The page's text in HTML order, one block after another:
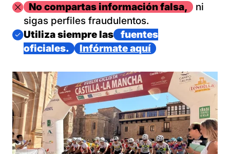
ImagenNo compartas información falsa,
ni
sigas perfiles fraudulentos.
Imagen
Utiliza siempre las
fuentes
oficiales.
Infórmate aquí